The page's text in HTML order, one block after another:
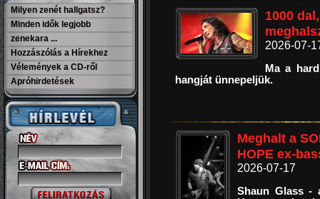
Milyen zenét hallgatsz?
Minden idők legjobb
zenekara ...
Hozzászólás a Hírekhez
Vélemények a CD-ről
Apróhirdetések
1000
2026-07-
Ma a
hangját ünnepeljük.
Meghalt a
HOPE ex-
2026-07-17
Shaun Glass -